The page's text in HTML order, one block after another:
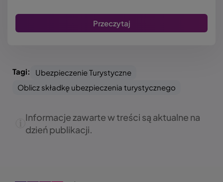
Przeczytaj
Tagi:
Ubezpieczenie Turystyczne
Oblicz składkę ubezpieczenia turystycznego
Informacje zawarte w treści są aktualne na
dzień publikacji.